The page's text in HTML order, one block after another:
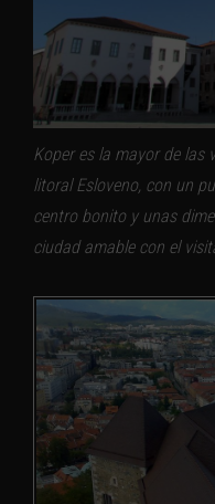
Koper es la mayor de las
litoral Esloveno, con un
centro bonito y unas
ciudad amable con el